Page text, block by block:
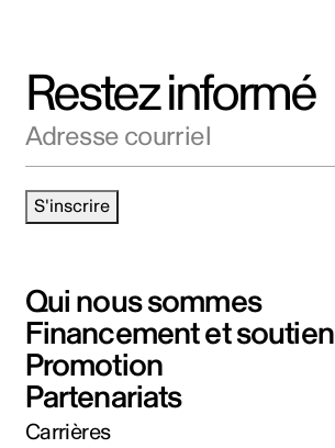
Restez informé
S'inscrire
Qui nous sommes
Financement et soutien
Promotion
Partenariats
Carrières